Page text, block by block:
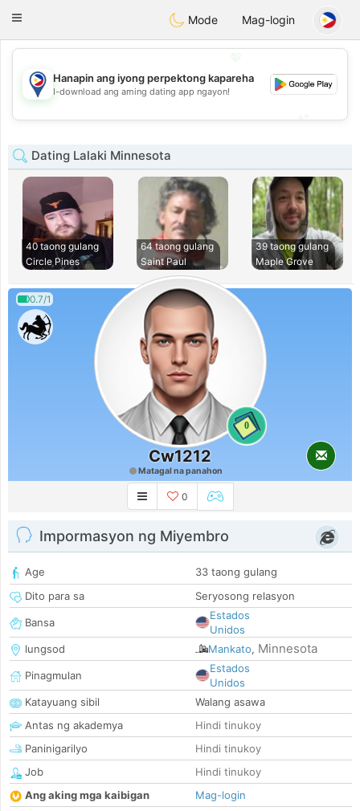
PhilippinesChat
Toggle
Mode Mag-login
💖
💕
Hanapin ang iyong perpektong kapareha
I-download ang aming dating app ngayon!
Dating Lalaki Minnesota
40 taong gulang
Circle Pines
64 taong gulang
Saint Paul
39 taong gulang
Maple Grove
0.7/1
0
Cw1212
Matagal na panahon
0
Impormasyon ng Miyembro
Age
33 taong gulang
Dito para sa
Seryosong relasyon
Bansa
Estados
Unidos
lungsod
Mankato, Minnesota
Pinagmulan
Estados
Unidos
Katayuang sibil
Walang asawa
Antas ng akademya
Hindi tinukoy
Paninigarilyo
Hindi tinukoy
Job
Hindi tinukoy
Ang aking mga kaibigan
Mag-login